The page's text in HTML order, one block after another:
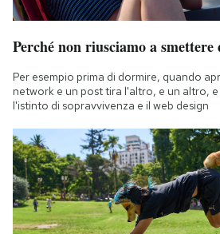
Perché non riusciamo a
Per esempio prima di dormire, quando
network e un post tira l'altro, e un altro,
l'istinto di sopravvivenza e il web design